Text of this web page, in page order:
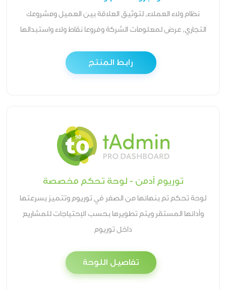
نظام ولاء العملاء, لتوثيق العلاقة بين العميل ومشروعك
التجاري, عرض لمعلومات الشركة وفروعا نقاط ولاء واستبدالها
رابط المنتج
توريوم آدمن - لوحة تحكم مخصصة
لوحة تحكم تم بنهائها من الصفر في توريوم وتتميز بسرعتها
وأدائها المستقر ويتم تطويرها بحسب الإحتياجات للمشاريع
داخل توريوم
تفاصيل اللوحة